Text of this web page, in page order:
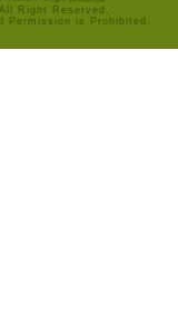
Right Reserved.
Permission is Prohibited.